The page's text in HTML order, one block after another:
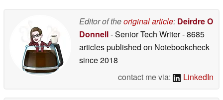
Editor of theoriginal article: Deirdre O
Donnell- Senior Tech Writer- 8685
articles published on Notebookcheck
since 2018
contact me via:
LinkedIn